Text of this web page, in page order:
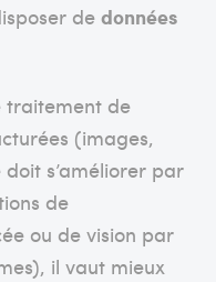
de données
traitement de
(images,
s’améliorer par
de
ou de vision par
il vaut mieux